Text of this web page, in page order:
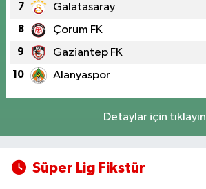
7 Galatasaray
8 Çorum FK
9 Gaziantep FK
10 Alanyaspor
Detaylar için tıklayın
Süper Lig Fikstür